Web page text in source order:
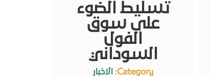
تسليط الضوء
على سوق
الفول
السوداني
Category: الاخبار